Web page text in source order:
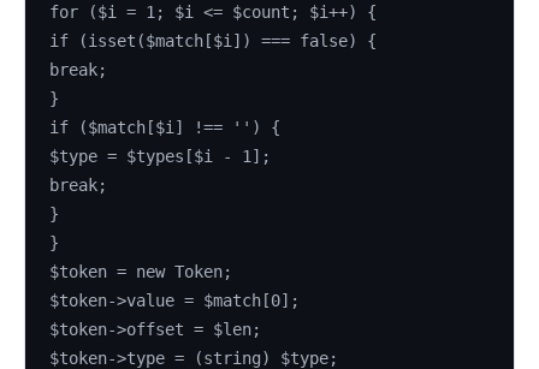
for ($i = 1; $i <= $count; $i++) {
if (isset($match[$i]) === false) {
break;
}
if ($match[$i] !== '') {
$type = $types[$i - 1];
break;
}
}
$token = new Token;
$token->value = $match[0];
$token->offset = $len;
$token->type = (string) $type;